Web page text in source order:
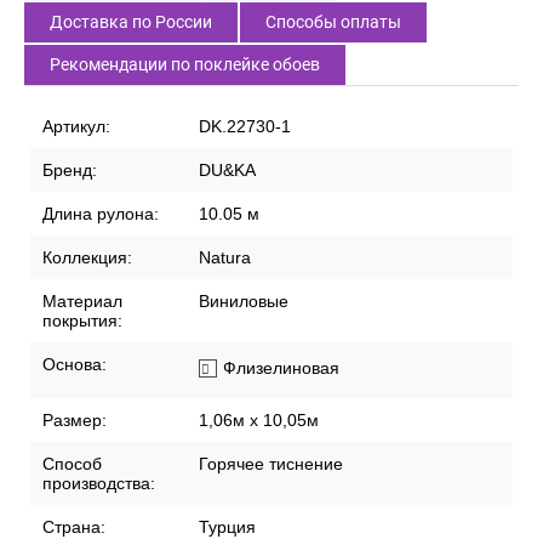
Доставка по России Способы оплаты
Рекомендации по поклейке обоев
Артикул: DK.22730-1
Бренд: DU&KA
Длина рулона: 10.05 м
Коллекция: Natura
Материал
покрытия:
Виниловые
Основа: Флизелиновая
Размер: 1,06м х 10,05м
Способ
производства:
Горячее тиснение
Страна: Турция